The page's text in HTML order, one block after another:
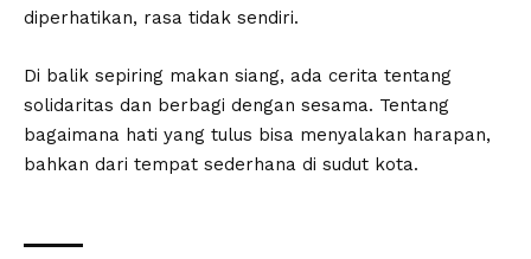
diperhatikan, rasa tidak sendiri.
Di balik sepiring makan siang, ada cerita tentang
solidaritas dan berbagi dengan sesama. Tentang
bagaimana hati yang tulus bisa menyalakan harapan,
bahkan dari tempat sederhana di sudut kota.